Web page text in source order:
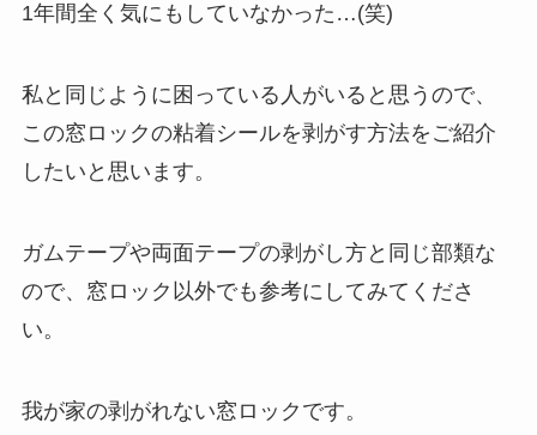
1年間全く気にもしていなかった…(笑)
私と同じように困っている人がいると思うので、
この窓ロックの粘着シールを剥がす方法をご紹介
したいと思います。
ガムテープや両面テープの剥がし方と同じ部類な
ので、窓ロック以外でも参考にしてみてくださ
い。
我が家の剥がれない窓ロックです。